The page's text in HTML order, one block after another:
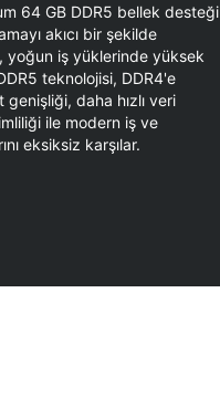
64 GB DDR5 bellek desteği
akıcı bir şekilde
yoğun iş yüklerinde yüksek
teknolojisi, DDR4'e
daha hızlı veri
ile modern iş ve
eksiksiz karşılar.